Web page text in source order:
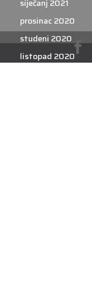
siječanj 2021
prosinac 2020
studeni 2020
listopad 2020